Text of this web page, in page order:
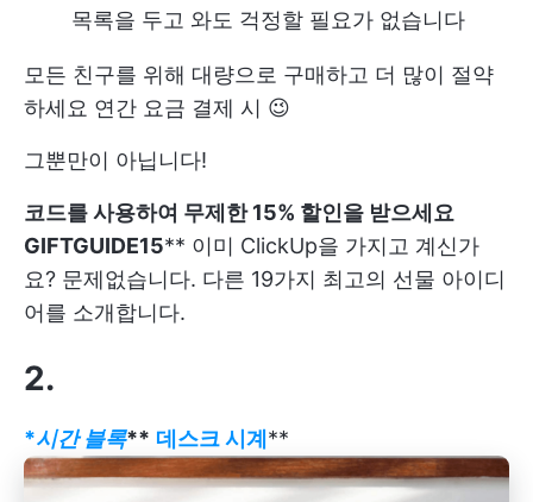
목록을 두고 와도 걱정할 필요가 없습니다
모든 친구를 위해 대량으로 구매하고 더 많이 절약
하세요 연간 요금 결제 시 😉
그뿐만이 아닙니다!
코드를 사용하여 무제한 15% 할인을 받으세요
GIFTGUIDE15** 이미 ClickUp을 가지고 계신가
요? 문제없습니다. 다른 19가지 최고의 선물 아이디
어를 소개합니다.
2.
*시간 블록** 데스크 시계**